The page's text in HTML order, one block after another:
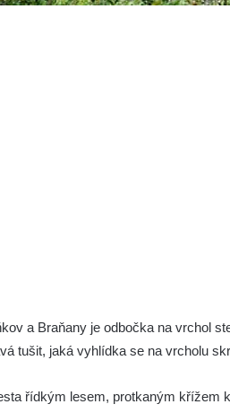
a Braňany je odbočka na vrchol
tušit, jaká vyhlídka se na vrcholu
řídkým lesem, protkaným křížem